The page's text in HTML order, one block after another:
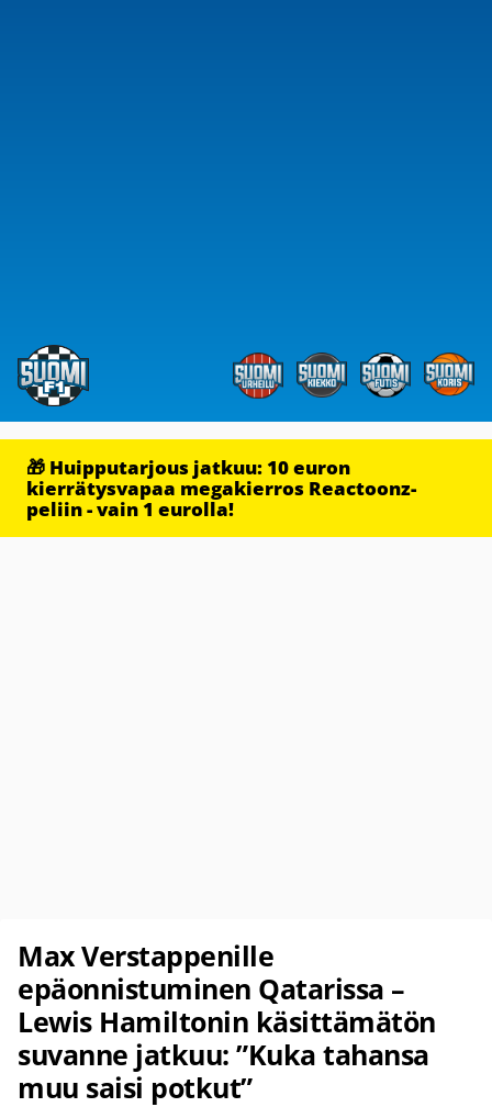
🎁 Huipputarjous jatkuu: 10 euron
kierrätysvapaa megakierros Reactoonz-
peliin - vain 1 eurolla!
Max Verstappenille
epäonnistuminen Qatarissa –
Lewis Hamiltonin käsittämätön
suvanne jatkuu: ”Kuka tahansa
muu saisi potkut”